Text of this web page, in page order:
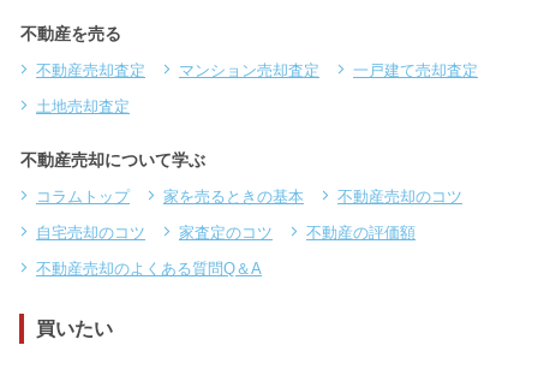
不動産を売る
不動産売却査定 マンション売却査定
一戸建て売却査定
土地売却査定
不動産売却について学ぶ
コラムトップ 家を売るときの基本
不動産売却のコツ
自宅売却のコツ
家査定のコツ
不動産の評価額
不動産売却のよくある質問Q＆A
買いたい